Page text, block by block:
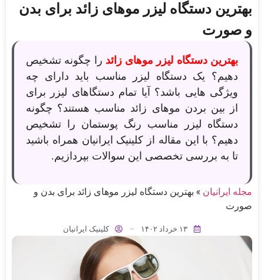
بهترین دستگاه لیزر موهای زائد برای بدن
و صورت
بهترین دستگاه لیزر موهای زائد را چگونه تشخیص
دهیم؟ یک دستگاه لیزر مناسب باید دارای چه
ویژگی هایی باشد؟ آیا تمام دستگاهای لیزر برای
از بین بردن موهای زائد مناسب هستند؟ چگونه
دستگاه لیزر مناسب رنگ پوستمان را تشخیص
دهیم؟ با این مقاله از کلینیک ایرانیان همراه باشید
تا به بررسی تخصصی این سوالات بپردازیم.
مجله ایرانیان » بهترین دستگاه لیزر موهای زائد برای بدن و
صورت
۱۳ خرداد ۱۴۰۲ کلینیک ایرانیان